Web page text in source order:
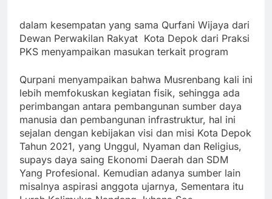
dalam kesempatan yang sama Qurfani Wijaya dari
Dewan Perwakilan Rakyat Kota Depok dari Praksi
PKS menyampaikan masukan terkait program
Qurpani menyampaikan bahwa Musrenbang kali ini
lebih memfokuskan kegiatan fisik, sehingga ada
perimbangan antara pembangunan sumber daya
manusia dan pembangunan infrastruktur, hal ini
sejalan dengan kebijakan visi dan misi Kota Depok
Tahun 2021, yang Unggul, Nyaman dan Religius,
supays daya saing Ekonomi Daerah dan SDM
Yang Profesional. Kemudian adanya sumber lain
misalnya aspirasi anggota ujarnya, Sementara itu